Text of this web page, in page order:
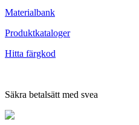
Materialbank
Produktkataloger
Hitta färgkod
Säkra betalsätt med svea